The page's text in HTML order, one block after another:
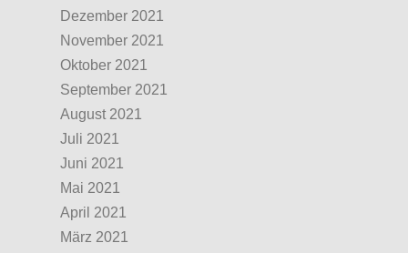
Dezember 2021
November 2021
Oktober 2021
September 2021
August 2021
Juli 2021
Juni 2021
Mai 2021
April 2021
März 2021